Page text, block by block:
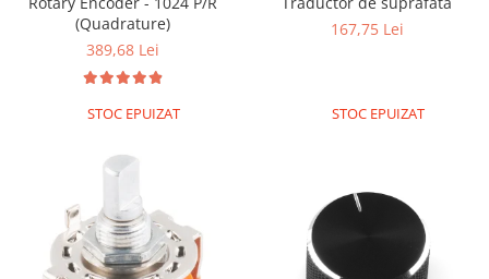
(Quadrature)
389,68 Lei
STOC EPUIZAT
167,75 Lei
STOC EPUIZAT